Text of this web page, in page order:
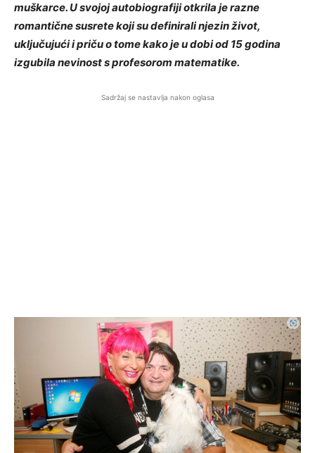
muškarce. U svojoj autobiografiji otkrila je razne
romantične susrete koji su definirali njezin život,
uključujući i priču o tome kako je u dobi od 15 godina
izgubila nevinost s profesorom matematike.
Sadržaj se nastavlja nakon oglasa